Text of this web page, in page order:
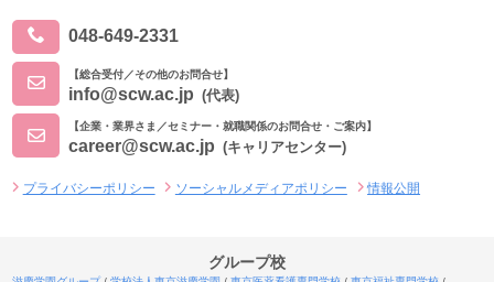
048-649-2331
【総合受付／その他のお問合せ】
info@scw.ac.jp (代表)
【企業・業界さま／セミナー・就職関係のお問合せ・ご案内】
career@scw.ac.jp (キャリアセンター)
プライバシーポリシー ソーシャルメディアポリシー 情報公開
グループ校